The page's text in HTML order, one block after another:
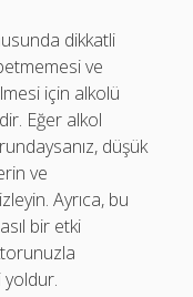
dikkatli
ve
için alkolü
Eğer alkol
düşük
ve
Ayrıca, bu
bir etki
yoldur.